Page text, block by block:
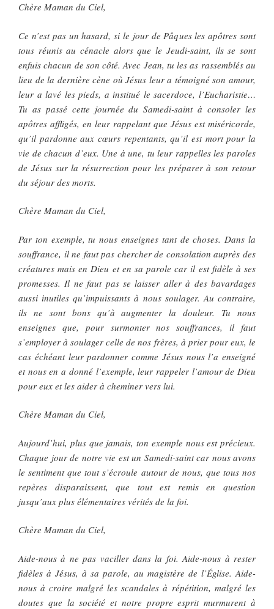
Chère Maman du Ciel,
Ce n’est pas un hasard, si le jour de Pâques les apôtres sont
tous réunis au cénacle alors que le Jeudi-saint, ils se sont
enfuis chacun de son côté. Avec Jean, tu les as rassemblés au
lieu de la dernière cène où Jésus leur a témoigné son amour,
leur a lavé les pieds, a institué le sacerdoce, l’Eucharistie…
Tu as passé cette journée du Samedi-saint à consoler les
apôtres affligés, en leur rappelant que Jésus est miséricorde,
qu’il pardonne aux cœurs repentants, qu’il est mort pour la
vie de chacun d’eux. Une à une, tu leur rappelles les paroles
de Jésus sur la résurrection pour les préparer à son retour
du séjour des morts.
Chère Maman du Ciel,
Par ton exemple, tu nous enseignes tant de choses. Dans la
souffrance, il ne faut pas chercher de consolation auprès des
créatures mais en Dieu et en sa parole car il est fidèle à ses
promesses. Il ne faut pas se laisser aller à des bavardages
aussi inutiles qu’impuissants à nous soulager. Au contraire,
ils ne sont bons qu’à augmenter la douleur. Tu nous
enseignes que, pour surmonter nos souffrances, il faut
s’employer à soulager celle de nos frères, à prier pour eux, le
cas échéant leur pardonner comme Jésus nous l’a enseigné
et nous en a donné l’exemple, leur rappeler l’amour de Dieu
pour eux et les aider à cheminer vers lui.
Chère Maman du Ciel,
Aujourd’hui, plus que jamais, ton exemple nous est précieux.
Chaque jour de notre vie est un Samedi-saint car nous avons
le sentiment que tout s’écroule autour de nous, que tous nos
repères disparaissent, que tout est remis en question
jusqu’aux plus élémentaires vérités de la foi.
Chère Maman du Ciel,
Aide-nous à ne pas vaciller dans la foi. Aide-nous à rester
fidèles à Jésus, à sa parole, au magistère de l’Église. Aide-
nous à croire malgré les scandales à répétition, malgré les
doutes que la société et notre propre esprit murmurent à